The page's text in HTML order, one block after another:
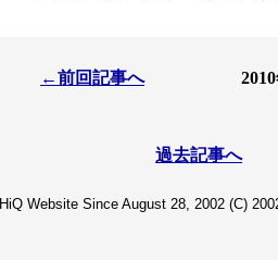
←前回記事へ
過去記事へ
HiQ Website Since August 28, 2002 (C)